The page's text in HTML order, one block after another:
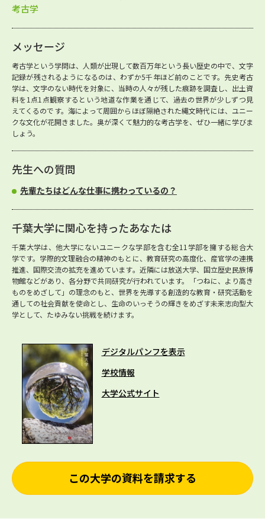
考古学
メッセージ
考古学という学問は、人類が出現して数百万年という長い歴史の中で、文字
記録が残されるようになるのは、わずか5千年ほど前のことです。先史考古
学は、文字のない時代を対象に、当時の人々が残した痕跡を調査し、出土資
料を1点1点観察するという地道な作業を通じて、過去の世界が少しずつ見
えてくるのです。海によって周囲からほぼ隔絶された縄文時代には、ユニー
クな文化が花開きました。奥が深くて魅力的な考古学を、ぜひ一緒に学びま
しょう。
先生への質問
先輩たちはどんな仕事に携わっているの？
千葉大学に関心を持ったあなたは
千葉大学は、他大学にないユニークな学部を含む全11学部を擁する総合大
学です。学際的文理融合の精神のもとに、教育研究の高度化、産官学の連携
推進、国際交流の拡充を進めています。近隣には放送大学、国立歴史民族博
物館などがあり、各分野で共同研究が行われています。「つねに、より高き
ものをめざして」の理念のもと、世界を先導する創造的な教育・研究活動を
通しての社会貢献を使命とし、生命のいっそうの輝きをめざす未来志向型大
学として、たゆみない挑戦を続けます。
デジタルパンフを表示
学校情報
大学公式サイト
この大学の資料を請求する